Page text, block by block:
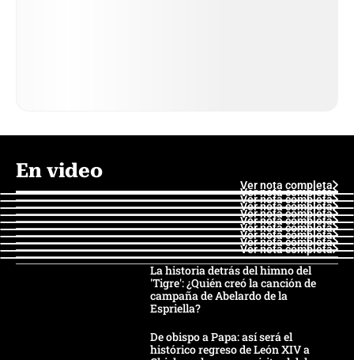
En video
Ver nota completa
Ver nota completa
Ver nota completa
Ver nota completa
Ver nota completa
Ver nota completa
Ver nota completa
Ver nota completa
Ver nota completa
Ver nota completa
La historia detrás del himno del
'Tigre': ¿Quién creó la canción de
campaña de Abelardo de la
Espriella?
De obispo a Papa: así será el
histórico regreso de León XIV a